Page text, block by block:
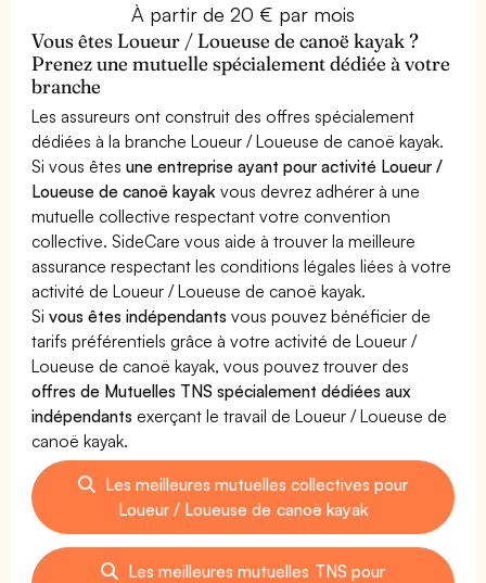
À partir de 20 € par mois
Vous êtes Loueur / Loueuse de canoë kayak ?
Prenez une mutuelle spécialement dédiée à votre
branche
Les assureurs ont construit des offres spécialement
dédiées à la branche Loueur / Loueuse de canoë kayak.
Si vous êtesune entreprise ayant pour activité Loueur /
Loueuse de canoë kayak vous devrez adhérer à une
mutuelle collective respectant votre convention
collective. SideCare vous aide à trouver la meilleure
assurance respectant les conditions légales liées à votre
activité de Loueur / Loueuse de canoë kayak.
Sivous êtes indépendants vous pouvez bénéficier de
tarifs préférentiels grâce à votre activité de Loueur /
Loueuse de canoë kayak, vous pouvez trouver des
offres de Mutuelles TNS spécialement dédiées aux
indépendants exerçant le travail de Loueur / Loueuse de
canoë kayak.
Les meilleures mutuelles collectives pour
Loueur / Loueuse de canoë kayak
Les meilleures mutuelles TNS pour